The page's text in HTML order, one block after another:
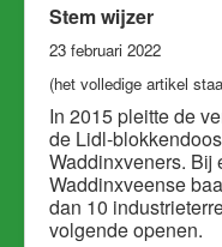
Stem wijzer
23 februari 2022
(het volledige artikel
In 2015 pleitte de
de Lidl-
Waddinxveners. Bij
Waddinxveense
dan 10
volgende openen.